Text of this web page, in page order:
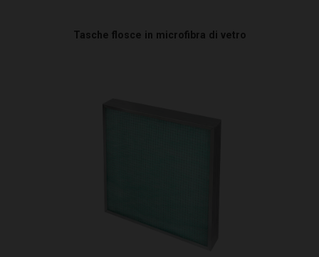
Tasche flosce in microfibra di vetro